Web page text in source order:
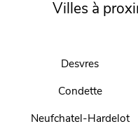
Villes à
Desvres
Condette
Neufchatel-Hardelot